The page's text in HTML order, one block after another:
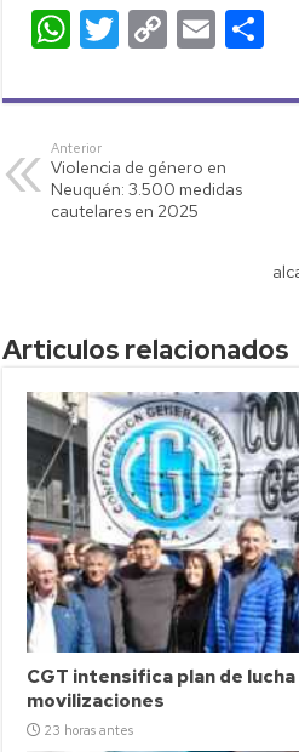
W
at
s
A
p
T
tt
C
p
Li
nk
E
ail m
Anterior
Violencia de género en
Neuquén: 3.500 medidas
cautelares en 2025
Articulos relacionados
CGT intensifica plan de lucha
movilizaciones
23 horas antes